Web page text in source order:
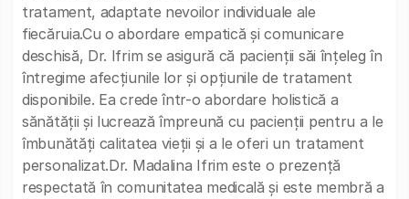
tratament, adaptate nevoilor individuale ale
fiecăruia.Cu o abordare empatică și comunicare
deschisă, Dr. Ifrim se asigură că pacienții săi înțeleg în
întregime afecțiunile lor și opțiunile de tratament
disponibile. Ea crede într-o abordare holistică a
sănătății și lucrează împreună cu pacienții pentru a le
îmbunătăți calitatea vieții și a le oferi un tratament
personalizat.Dr. Madalina Ifrim este o prezență
respectată în comunitatea medicală și este membră a